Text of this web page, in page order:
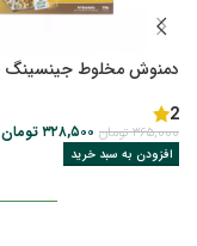
دمنوش مخلوط جینسینگ 14 عددی
2
۳۶۵,۰۰۰تومان ۳۲۸,۵۰۰ تومان
افزودن به سبد خرید